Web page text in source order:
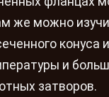
же можно
конуса
и
затворов.